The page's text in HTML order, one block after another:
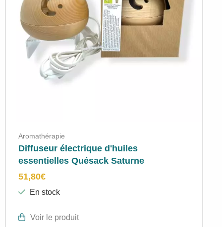
Aromathérapie
Diffuseur électrique d'huiles
essentielles Quésack Saturne
51,80€
En stock
Voir le produit